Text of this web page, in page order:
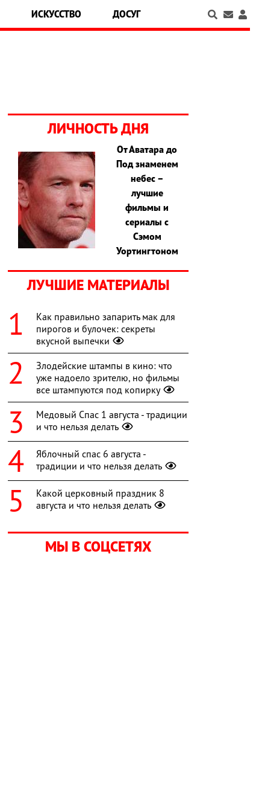
ИСКУССТВО ДОСУГ
ЛИЧНОСТЬ ДНЯ
От Аватара до
Под знаменем
небес –
лучшие
фильмы и
сериалы с
Сэмом
Уортингтоном
ЛУЧШИЕ МАТЕРИАЛЫ
Как правильно запарить мак для
пирогов и булочек: секреты
вкусной выпечки
Злодейские штампы в кино: что
уже надоело зрителю, но фильмы
все штампуются под копирку
Медовый Спас 1 августа - традиции
и что нельзя делать
Яблочный спас 6 августа -
традиции и что нельзя делать
Какой церковный праздник 8
августа и что нельзя делать
МЫ В СОЦСЕТЯХ